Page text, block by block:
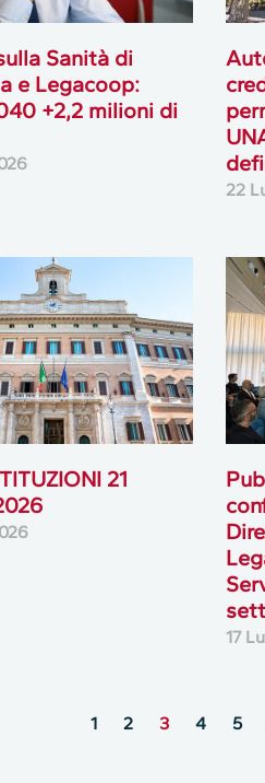
Sanità di
e Legacoop:
+2,2 milioni di
22
21
17
1 2 3 4 5